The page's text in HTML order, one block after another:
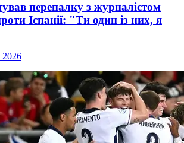
перепалку з журналістом
Іспанії: "Ти один із них, я